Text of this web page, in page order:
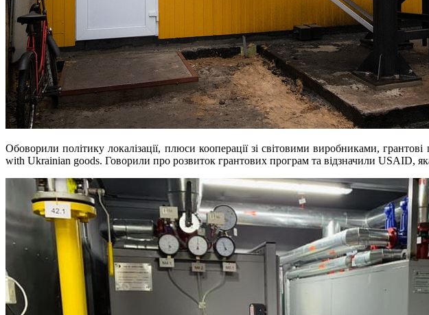
Обоворили політику локалізації, плюси кооперації зі світовими виробниками,
with Ukrainian goods. Говорили про розвиток грантових програм та відзначили USAID, яка